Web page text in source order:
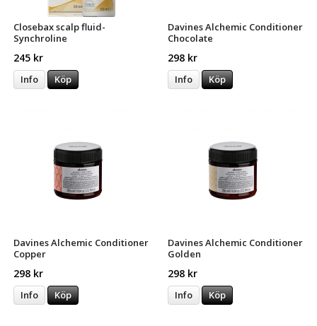
Closebax scalp fluid-
Synchroline
245 kr
Info Köp
Davines Alchemic Conditioner
Chocolate
298 kr
Info Köp
Davines Alchemic Conditioner
Copper
298 kr
Info Köp
Davines Alchemic Conditioner
Golden
298 kr
Info Köp